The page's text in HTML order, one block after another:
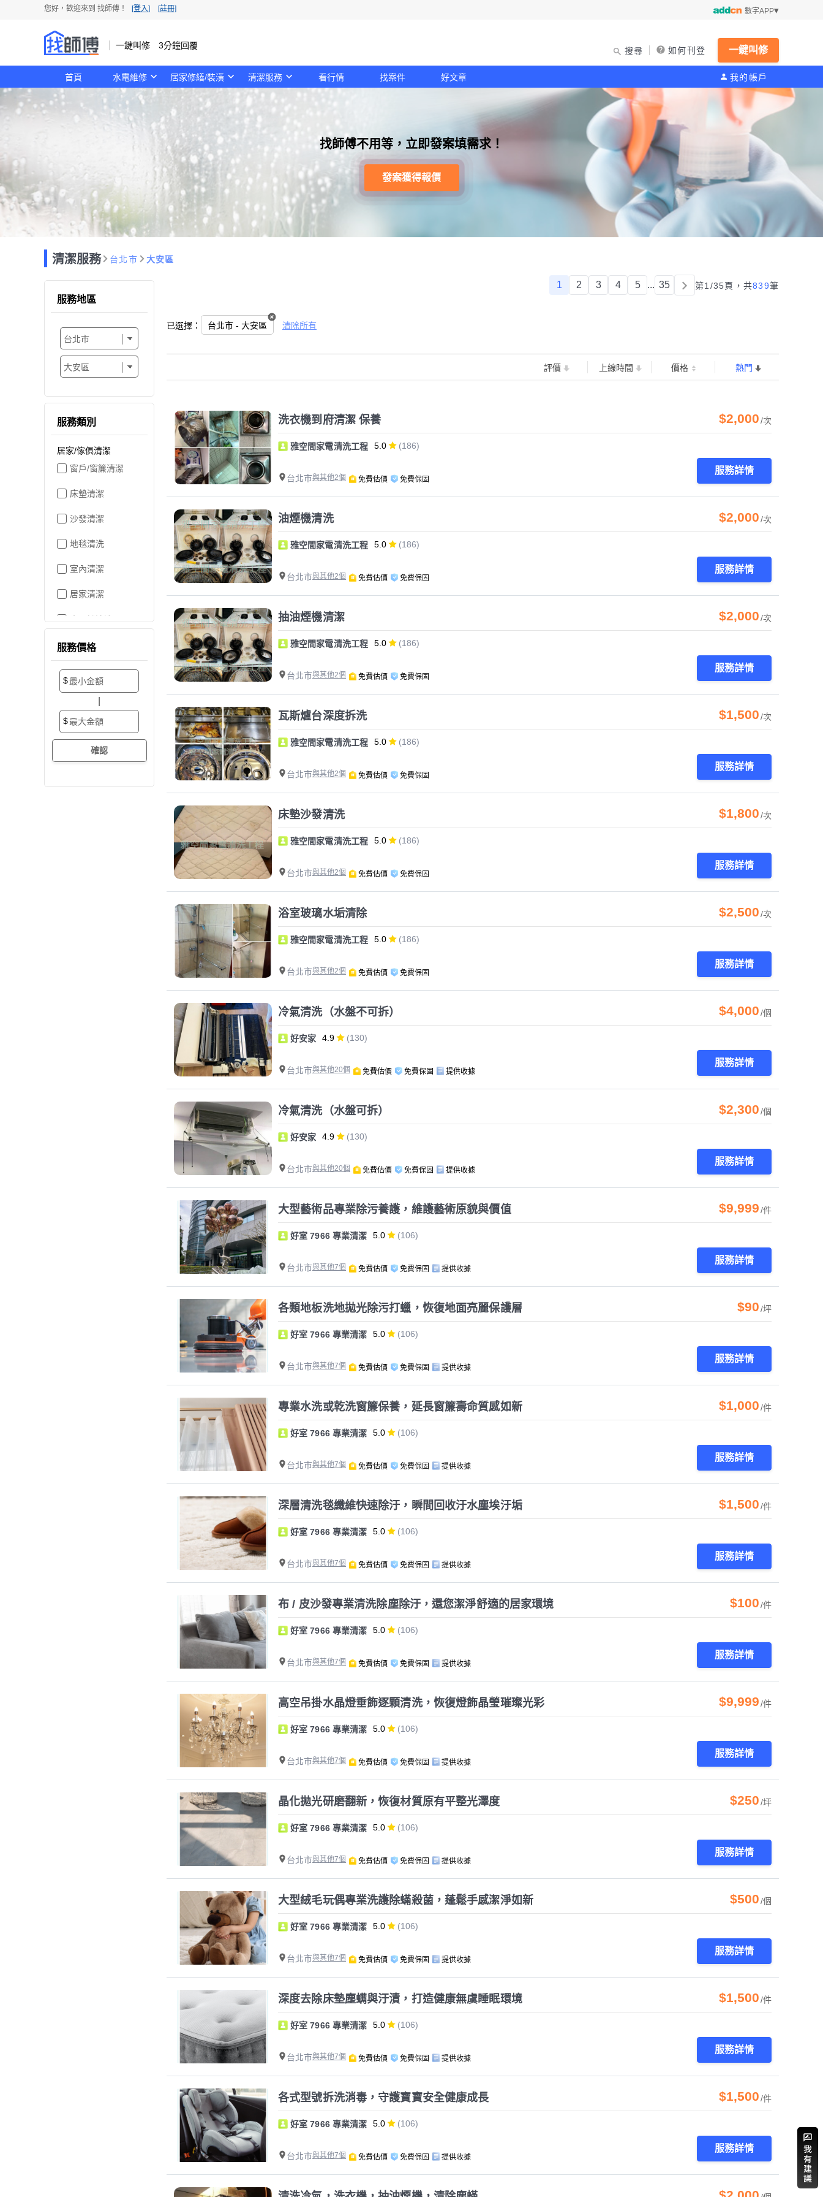
您好，歡迎來到 找師傅！ [登入] [註冊] 數字APP
一鍵叫修 3分鐘回覆
搜尋 如何刊登 一鍵叫修
首頁 水電維修 居家修繕/裝潢 清潔服務 看行情 找案件 好文章 我的帳戶
找師傅不用等，立即發案填需求！
發案獲得報價
清潔服務 台北市 大安區
1 2 3 4 5 ... 35 第1/35頁， 共839筆
已選擇： 台北市 - 大安區 清除所有
服務地區
服務類別
居家/傢俱清潔
窗戶/窗簾清潔
床墊清潔
沙發清潔
地毯清洗
室內清潔
居家清潔
空屋打掃
居家收納
搬家/裝潢後清潔
大掃除
辦公室清潔
服務價格
$
$
評價 上線時間 價格 熱門
洗衣機到府清潔 保養 $2,000/次
雅空間家電清洗工程 5.0 (186)
台北市與其他2個 免費估價 免費保固
服務詳情
油煙機清洗 $2,000/次
雅空間家電清洗工程 5.0 (186)
台北市與其他2個 免費估價 免費保固
服務詳情
抽油煙機清潔 $2,000/次
雅空間家電清洗工程 5.0 (186)
台北市與其他2個 免費估價 免費保固
服務詳情
瓦斯爐台深度拆洗 $1,500/次
雅空間家電清洗工程 5.0 (186)
台北市與其他2個 免費估價 免費保固
服務詳情
床墊沙發清洗 $1,800/次
雅空間家電清洗工程 5.0 (186)
台北市與其他2個 免費估價 免費保固
服務詳情
浴室玻璃水垢清除 $2,500/次
雅空間家電清洗工程 5.0 (186)
台北市與其他2個 免費估價 免費保固
服務詳情
冷氣清洗（水盤不可拆） $4,000/個
好安家 4.9 (130)
台北市與其他20個 免費估價 免費保固 提供收據
服務詳情
冷氣清洗（水盤可拆） $2,300/個
好安家 4.9 (130)
台北市與其他20個 免費估價 免費保固 提供收據
服務詳情
大型藝術品專業除污養護，維護藝術原貌與價值 $9,999/件
好室 7966 專業清潔 5.0 (106)
台北市與其他7個 免費估價 免費保固 提供收據
服務詳情
各類地板洗地拋光除污打蠟，恢復地面亮麗保護層 $90/坪
好室 7966 專業清潔 5.0 (106)
台北市與其他7個 免費估價 免費保固 提供收據
服務詳情
專業水洗或乾洗窗簾保養，延長窗簾壽命質感如新 $1,000/件
好室 7966 專業清潔 5.0 (106)
台北市與其他7個 免費估價 免費保固 提供收據
服務詳情
深層清洗毯纖維快速除汙，瞬間回收汙水塵埃汙垢 $1,500/件
好室 7966 專業清潔 5.0 (106)
台北市與其他7個 免費估價 免費保固 提供收據
服務詳情
布 / 皮沙發專業清洗除塵除汙，還您潔淨舒適的居家環境 $100/件
好室 7966 專業清潔 5.0 (106)
台北市與其他7個 免費估價 免費保固 提供收據
服務詳情
高空吊掛水晶燈垂飾逐顆清洗，恢復燈飾晶瑩璀璨光彩 $9,999/件
好室 7966 專業清潔 5.0 (106)
台北市與其他7個 免費估價 免費保固 提供收據
服務詳情
晶化拋光研磨翻新，恢復材質原有平整光澤度 $250/坪
好室 7966 專業清潔 5.0 (106)
台北市與其他7個 免費估價 免費保固 提供收據
服務詳情
大型絨毛玩偶專業洗護除蟎殺菌，蓬鬆手感潔淨如新 $500/個
好室 7966 專業清潔 5.0 (106)
台北市與其他7個 免費估價 免費保固 提供收據
服務詳情
深度去除床墊塵螨與汙漬，打造健康無虞睡眠環境 $1,500/件
好室 7966 專業清潔 5.0 (106)
台北市與其他7個 免費估價 免費保固 提供收據
服務詳情
各式型號拆洗消毒，守護寶寶安全健康成長 $1,500/件
好室 7966 專業清潔 5.0 (106)
台北市與其他7個 免費估價 免費保固 提供收據
服務詳情